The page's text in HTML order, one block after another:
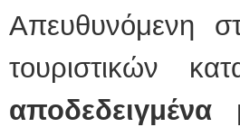
Απευθυνόμενη
τουριστικών